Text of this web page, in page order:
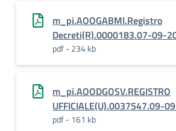
m_pi.AOOGABMI.Registro
Decreti(R).0000183.07-09-
pdf - 234 kb
m_pi.AOODGOSV.REGISTRO
UFFICIALE(U).0037547.09-
pdf - 161 kb